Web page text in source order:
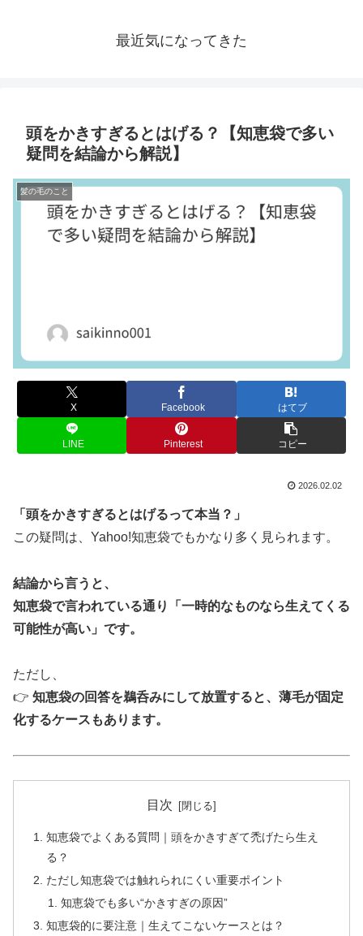
最近気になってきた
頭をかきすぎるとはげる？【知恵袋で多い
疑問を結論から解説】
髪の毛のこと
X Facebook はてブ
LINE Pinterest コピー
2026.02.02
「頭をかきすぎるとはげるって本当？」
この疑問は、Yahoo!知恵袋でもかなり多く見られます。
結論から言うと、
知恵袋で言われている通り「一時的なものなら生えてくる
可能性が高い」です。
ただし、
👉 知恵袋の回答を鵜呑みにして放置すると、薄毛が固定
化するケースもあります。
目次
知恵袋でよくある質問｜頭をかきすぎて禿げたら生え
る？
ただし知恵袋では触れられにくい重要ポイント
知恵袋でも多い“かきすぎの原因”
知恵袋的に要注意｜生えてこないケースとは？